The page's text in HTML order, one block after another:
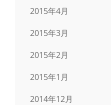
2015年4月
2015年3月
2015年2月
2015年1月
2014年12月